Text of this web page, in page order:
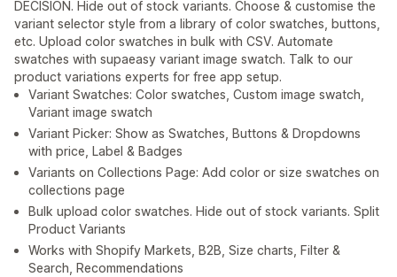
DECISION. Hide out of stock variants. Choose & customise the
variant selector style from a library of color swatches, buttons,
etc. Upload color swatches in bulk with CSV. Automate
swatches with supaeasy variant image swatch. Talk to our
product variations experts for free app setup.
Variant Swatches: Color swatches, Custom image swatch,
Variant image swatch
Variant Picker: Show as Swatches, Buttons & Dropdowns
with price, Label & Badges
Variants on Collections Page: Add color or size swatches on
collections page
Bulk upload color swatches. Hide out of stock variants. Split
Product Variants
Works with Shopify Markets, B2B, Size charts, Filter &
Search, Recommendations